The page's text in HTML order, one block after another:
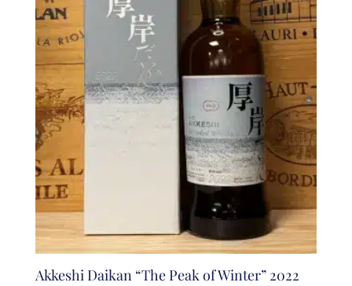
Akkeshi Daikan “The Peak of Winter” 2022